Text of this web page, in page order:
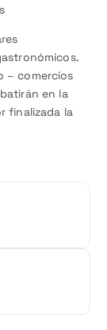
– comercios
en la
finalizada la